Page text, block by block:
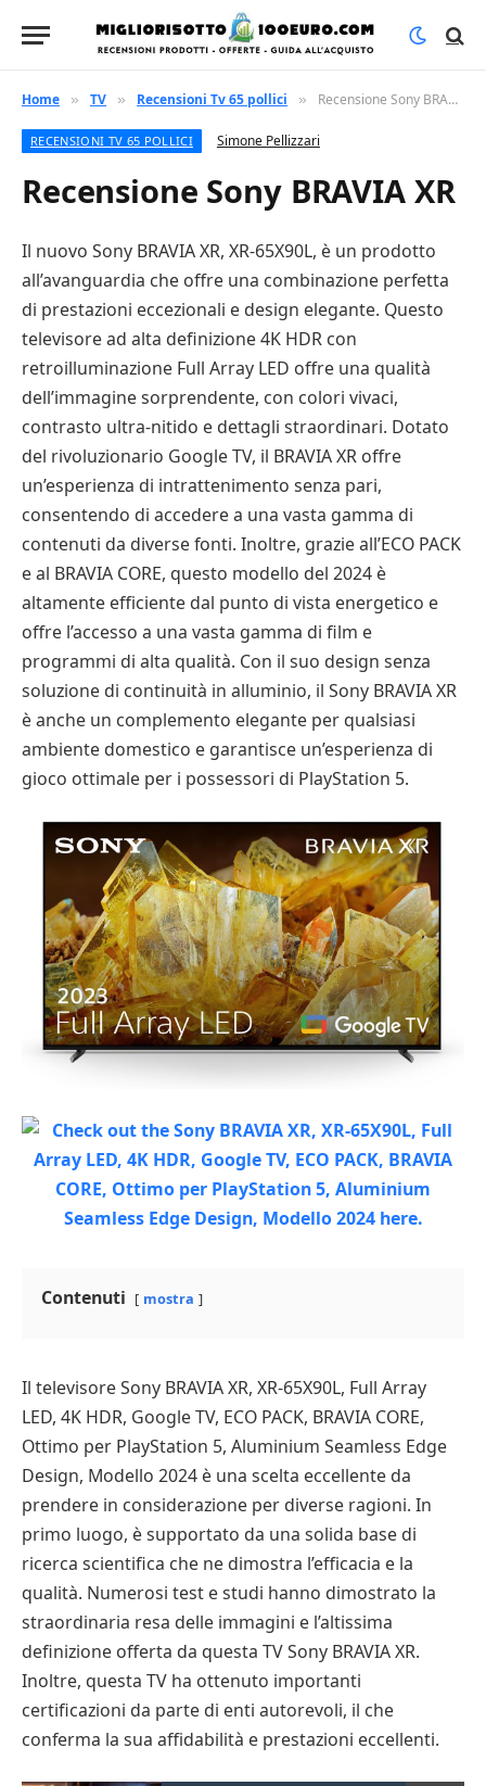
Home » TV » Recensioni Tv 65 pollici » Recensione Sony BRAVIA XR
RECENSIONI TV 65 POLLICI Simone Pellizzari
Recensione Sony BRAVIA XR
Il nuovo Sony BRAVIA XR, XR-65X90L, è un prodotto
all’avanguardia che offre una combinazione perfetta
di prestazioni eccezionali e design elegante. Questo
televisore ad alta definizione 4K HDR con
retroilluminazione Full Array LED offre una qualità
dell’immagine sorprendente, con colori vivaci,
contrasto ultra-nitido e dettagli straordinari. Dotato
del rivoluzionario Google TV, il BRAVIA XR offre
un’esperienza di intrattenimento senza pari,
consentendo di accedere a una vasta gamma di
contenuti da diverse fonti. Inoltre, grazie all’ECO PACK
e al BRAVIA CORE, questo modello del 2024 è
altamente efficiente dal punto di vista energetico e
offre l’accesso a una vasta gamma di film e
programmi di alta qualità. Con il suo design senza
soluzione di continuità in alluminio, il Sony BRAVIA XR
è anche un complemento elegante per qualsiasi
ambiente domestico e garantisce un’esperienza di
gioco ottimale per i possessori di PlayStation 5.
Contenuti mostra
Il televisore Sony BRAVIA XR, XR-65X90L, Full Array
LED, 4K HDR, Google TV, ECO PACK, BRAVIA CORE,
Ottimo per PlayStation 5, Aluminium Seamless Edge
Design, Modello 2024 è una scelta eccellente da
prendere in considerazione per diverse ragioni. In
primo luogo, è supportato da una solida base di
ricerca scientifica che ne dimostra l’efficacia e la
qualità. Numerosi test e studi hanno dimostrato la
straordinaria resa delle immagini e l’altissima
definizione offerta da questa TV Sony BRAVIA XR.
Inoltre, questa TV ha ottenuto importanti
certificazioni da parte di enti autorevoli, il che
conferma la sua affidabilità e prestazioni eccellenti.